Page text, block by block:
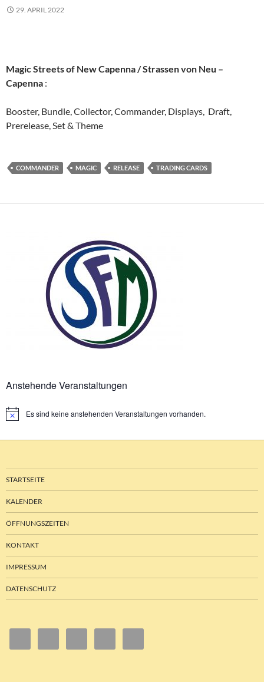
29. APRIL 2022
Magic Streets of New Capenna / Strassen von Neu –
Capenna :
Booster, Bundle, Collector, Commander, Displays, Draft,
Prerelease, Set & Theme
COMMANDER MAGIC RELEASE TRADING CARDS
Anstehende Veranstaltungen
HinweisEs sind keine anstehenden Veranstaltungen vorhanden.
STARTSEITE
KALENDER
ÖFFNUNGSZEITEN
KONTAKT
IMPRESSUM
DATENSCHUTZ